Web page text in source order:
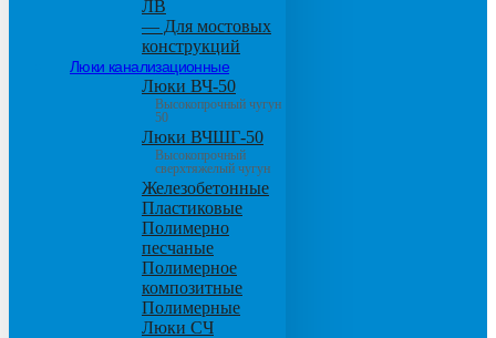
ЛВ
— Для мостовых
конструкций
Люки канализационные
Люки ВЧ-50
Высокопрочный чугун
50
Люки ВЧШГ-50
Высокопрочный
сверхтяжелый чугун
Железобетонные
Пластиковые
Полимерно
песчаные
Полимерное
композитные
Полимерные
Люки СЧ